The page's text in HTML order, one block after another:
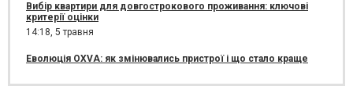
Вибір квартири для довгострокового проживання: ключові
критерії оцінки
14:18, 5 травня
Еволюція OXVA: як змінювались пристрої і що стало краще